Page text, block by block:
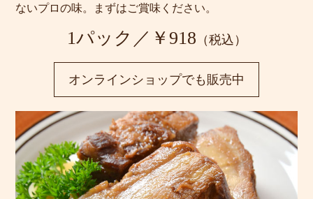
ないプロの味。まずはご賞味ください。
1パック／￥918 （税込）
オンラインショップでも販売中